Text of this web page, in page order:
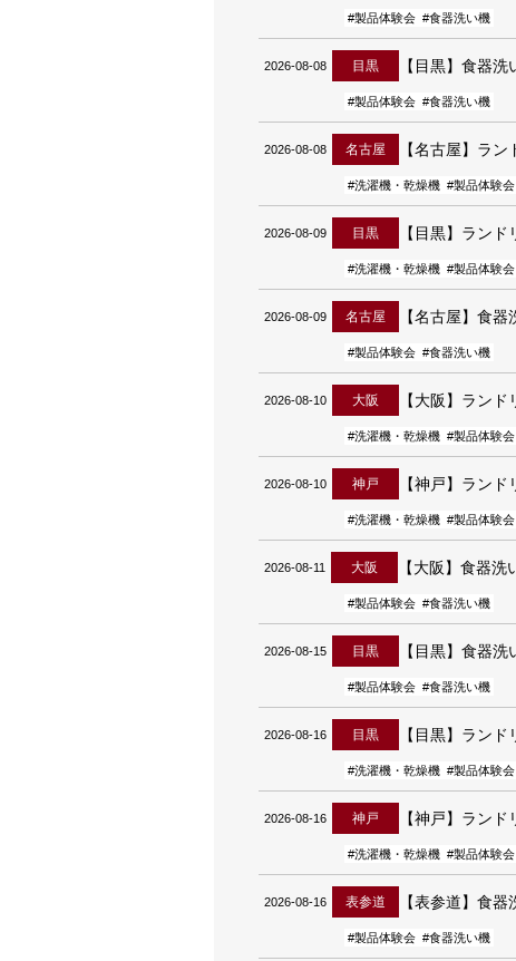
#製品体験会 #食器洗い機
2026-08-08 目黒 【目黒】食器洗
#製品体験会 #食器洗い機
2026-08-08 名古屋 【名古屋】ラン
#洗濯機・乾燥機 #製品体験会
2026-08-09 目黒 【目黒】ランド
#洗濯機・乾燥機 #製品体験会
2026-08-09 名古屋 【名古屋】食器
#製品体験会 #食器洗い機
2026-08-10 大阪 【大阪】ランド
#洗濯機・乾燥機 #製品体験会
2026-08-10 神戸 【神戸】ランド
#洗濯機・乾燥機 #製品体験会
2026-08-11 大阪 【大阪】食器洗
#製品体験会 #食器洗い機
2026-08-15 目黒 【目黒】食器洗
#製品体験会 #食器洗い機
2026-08-16 目黒 【目黒】ランド
#洗濯機・乾燥機 #製品体験会
2026-08-16 神戸 【神戸】ランド
#洗濯機・乾燥機 #製品体験会
2026-08-16 表参道 【表参道】食器
#製品体験会 #食器洗い機